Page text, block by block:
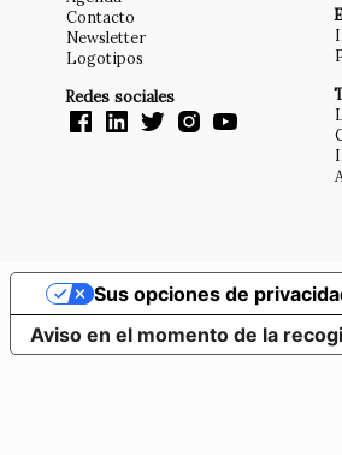
Contacto
Newsletter
Logotipos
Redes sociales
Aviso en el momento de la
Sus opciones de